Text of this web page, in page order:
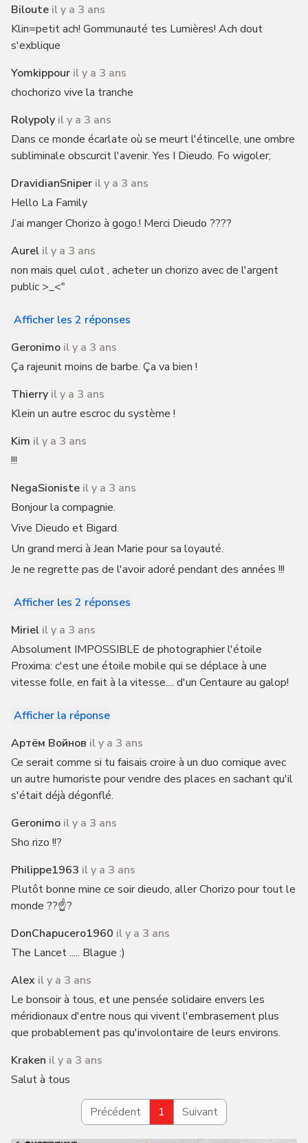
Biloute il y a 3 ans
Klin=petit ach! Gommunauté tes Lumières! Ach dout
s'exblique
Yomkippour il y a 3 ans
chochorizo vive la tranche
Rolypoly il y a 3 ans
Dans ce monde écarlate où se meurt l'étincelle, une ombre
subliminale obscurcit l'avenir. Yes I Dieudo. Fo wigoler;
DravidianSniper il y a 3 ans
Hello La Family
J’ai manger Chorizo à gogo.! Merci Dieudo ????
Aurel il y a 3 ans
non mais quel culot , acheter un chorizo avec de l'argent
public >_<"
Afficher les 2 réponses
Geronimo il y a 3 ans
Ça rajeunit moins de barbe. Ça va bien !
Thierry il y a 3 ans
Klein un autre escroc du système !
Kim il y a 3 ans
!!!
NegaSioniste il y a 3 ans
Bonjour la compagnie.
Vive Dieudo et Bigard.
Un grand merci à Jean Marie pour sa loyauté.
Je ne regrette pas de l'avoir adoré pendant des années !!!
Afficher les 2 réponses
Miriel il y a 3 ans
Absolument IMPOSSIBLE de photographier l'étoile
Proxima: c'est une étoile mobile qui se déplace à une
vitesse folle, en fait à la vitesse.... d'un Centaure au galop!
Afficher la réponse
Артём Войнов il y a 3 ans
Ce serait comme si tu faisais croire à un duo comique avec
un autre humoriste pour vendre des places en sachant qu'il
s'était déjà dégonflé.
Geronimo il y a 3 ans
Sho rizo !!?
Philippe1963 il y a 3 ans
Plutôt bonne mine ce soir dieudo, aller Chorizo pour tout le
monde ??☝️?
DonChapucero1960 il y a 3 ans
The Lancet ..... Blague :)
Alex il y a 3 ans
Le bonsoir à tous, et une pensée solidaire envers les
méridionaux d'entre nous qui vivent l'embrasement plus
que probablement pas qu'involontaire de leurs environs.
Kraken il y a 3 ans
Salut à tous
Précédent 1 Suivant